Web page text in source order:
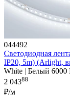
044492
Светодиодная
IP20, 5m) (Arlight,
White | Белый 6000
2 04388
₽/м